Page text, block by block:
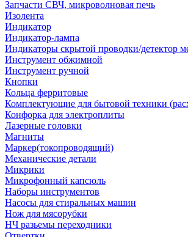
Запчасти СВЧ, микроволновая печь
Изолента
Индикатор
Индикатор-лампа
Индикаторы скрытой проводки/детектор
Инструмент обжимной
Инструмент ручной
Кнопки
Кольца ферритовые
Комплектующие для бытовой техники
Конфорка для электроплиты
Лазерные головки
Магниты
Маркер(токопроводящий)
Механические детали
Микрики
Микрофонный капсюль
Наборы инструментов
Насосы для стиральных машин
Нож для мясорубки
НЧ разьемы переходники